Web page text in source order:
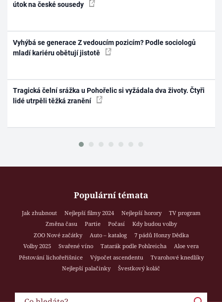
útok na české sousedy
Vyhýbá se generace Z vedoucím pozicím? Podle sociologů
mladí kariéru obětují jistotě
Tragická čelní srážka u Pohořelic si vyžádala dva životy. Čtyři
lidé utrpěli těžká zranění
Populární témata
Jak zhubnout Nejlepší filmy 2024 Nejlepší horory
TV program
Změna času
Partie Počasí
Kdy budou volby
ZOO Nové začátky
Auto – katalog
7 pádů Honzy Dědka
Volby 2025
Svařené víno Tatarák podle Pohlreicha
Aloe vera
Pěstování lichořeřišnice
Výpočet ascendentu
Tvarohové knedlíky
Nejlepší palačinky
Švestkový koláč